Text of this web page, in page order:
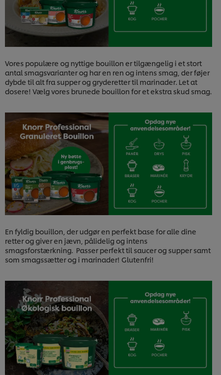
Vores populære og nyttige bouillon er tilgængelig i et stort
antal smagsvarianter og har en ren og intens smag, der føjer
dybde til alt fra supper og gryderetter til marinader. Let at
dosere! Vælg vores brunede bouillon for et ekstra skud smag.
En fyldig bouillon, der udgør en perfekt base for alle dine
retter og giver en jævn, pålidelig og intens
smagsforstærkning. Passer perfekt til saucer og supper samt
som smagssætter og i marinader! Glutenfri!
Vi ormal cookies, og andre teknikker, til at forbedre